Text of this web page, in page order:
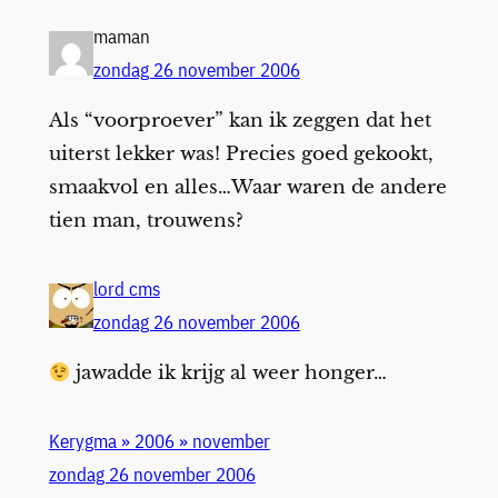
maman
zondag 26 november 2006
Als “voorproever” kan ik zeggen dat het
uiterst lekker was! Precies goed gekookt,
smaakvol en alles…Waar waren de andere
tien man, trouwens?
lord cms
zondag 26 november 2006
jawadde ik krijg al weer honger…
Kerygma » 2006 » november
zondag 26 november 2006